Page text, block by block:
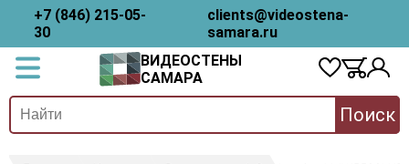
+7 (846) 215-05-
30
clients@videostena-
samara.ru
ВИДЕОСТЕНЫ
САМАРА
Поиск